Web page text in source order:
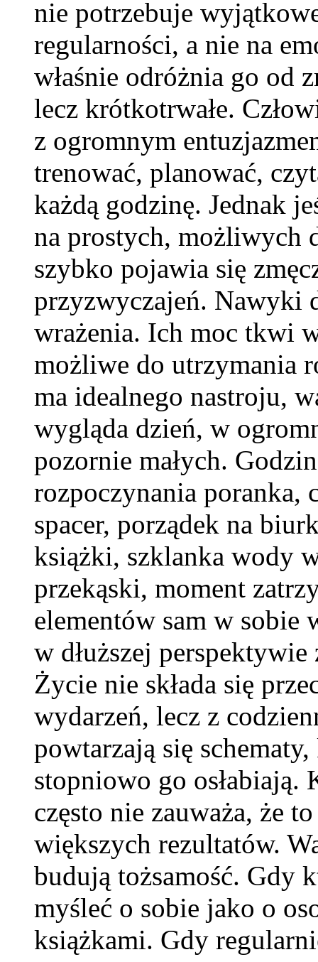
nie potrzebuje
regularności, a nie na
właśnie odróżnia go od
lecz krótkotrwałe.
z ogromnym
trenować, planować,
każdą godzinę. Jednak
na prostych, możliwych
szybko pojawia się
przyzwyczajeń. Nawyki
wrażenia. Ich moc tkwi
możliwe do utrzymania
ma idealnego nastroju,
wygląda dzień, w
pozornie małych.
rozpoczynania
spacer, porządek na
książki, szklanka wody
przekąski, moment
elementów sam w sobie
w dłuższej
Życie nie składa się
wydarzeń, lecz z
powtarzają się
stopniowo go osłabiają.
często nie zauważa, że
większych rezultatów.
budują tożsamość. Gdy
myśleć o sobie jako o
książkami. Gdy